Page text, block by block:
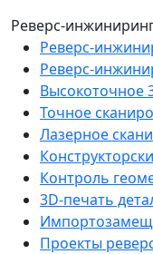
Реверс-
Реверс-
Реверс-
Высокоточное
Точное
Лазерное
Контроль
3D-печать
Проекты